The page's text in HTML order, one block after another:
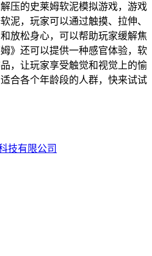
压的史莱姆软泥模拟游戏，游戏
泥，玩家可以通过触摸、拉伸、
放松身心，可以帮助玩家缓解焦
》还可以提供一种感官体验，软
，让玩家享受触觉和视觉上的愉
合各个年龄段的人群，快来试试
技有限公司